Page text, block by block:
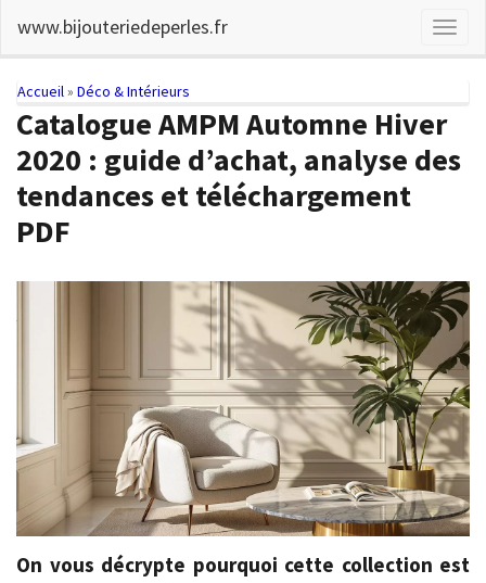
main
www.bijouteriedeperles.fr
You
are
here
Accueil» Déco & Intérieurs
Catalogue AMPM Automne Hiver
2020 : guide d’achat, analyse des
tendances et téléchargement
PDF
On vous décrypte pourquoi cette collection est